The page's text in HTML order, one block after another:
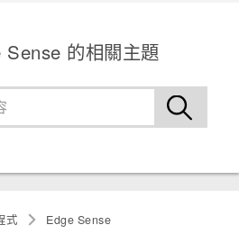
Sense 的相關主題
式 Edge Sense